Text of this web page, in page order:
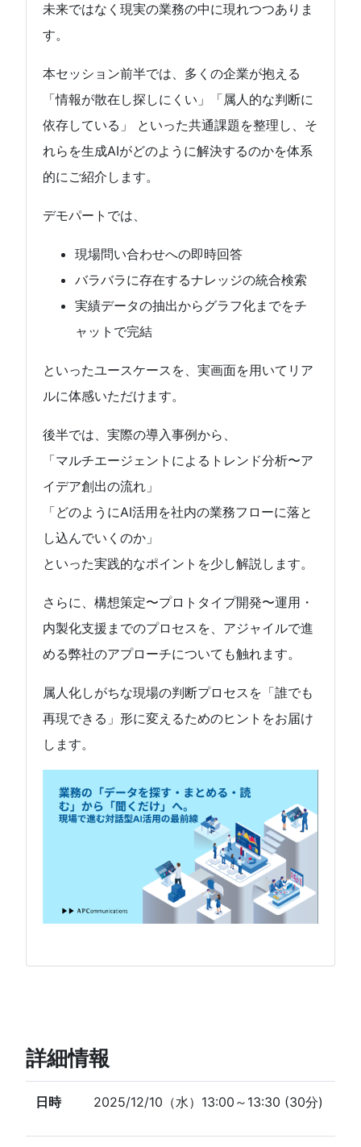
未来ではなく現実の業務の中に現れつつありま
す。
本セッション前半では、多くの企業が抱える
「情報が散在し探しにくい」「属人的な判断に
依存している」 といった共通課題を整理し、そ
れらを生成AIがどのように解決するのかを体系
的にご紹介します。
デモパートでは、
現場問い合わせへの即時回答
バラバラに存在するナレッジの統合検索
実績データの抽出からグラフ化までをチ
ャットで完結
といったユースケースを、実画面を用いてリア
ルに体感いただけます。
後半では、実際の導入事例から、
「マルチエージェントによるトレンド分析〜ア
イデア創出の流れ」
「どのようにAI活用を社内の業務フローに落と
し込んでいくのか」
といった実践的なポイントを少し解説します。
さらに、構想策定〜プロトタイプ開発〜運用・
内製化支援までのプロセスを、アジャイルで進
める弊社のアプローチについても触れます。
属人化しがちな現場の判断プロセスを「誰でも
再現できる」形に変えるためのヒントをお届け
します。
詳細情報
日時 2025/12/10（水）13:00～13:30 (30分)